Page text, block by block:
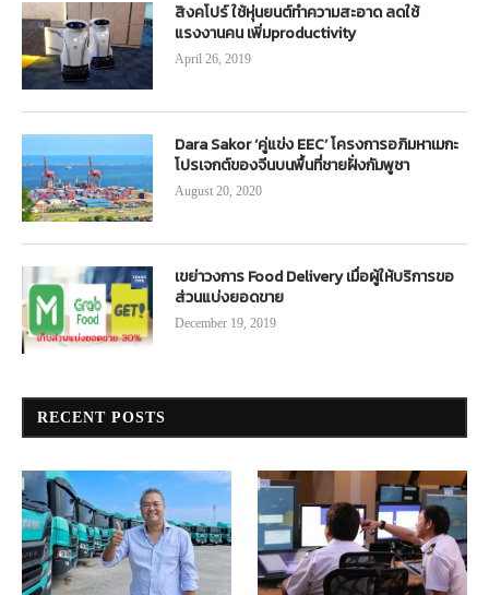
สิงคโปร์ ใช้หุ่นยนต์ทำความสะอาด ลดใช้
แรงงานคน เพิ่มproductivity
April 26, 2019
Dara Sakor ‘คู่แข่ง EEC’ โครงการอภิมหาเมกะ
โปรเจกต์ของจีนบนพื้นที่ชายฝั่งกัมพูชา
August 20, 2020
เขย่าวงการ Food Delivery เมื่อผู้ให้บริการขอ
ส่วนแบ่งยอดขาย
December 19, 2019
RECENT POSTS